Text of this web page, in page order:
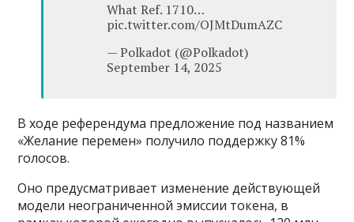
What Ref. 1710…
pic.twitter.com/OJMtDumAZC
— Polkadot (@Polkadot)
September 14, 2025
В ходе референдума предложение под названием
«Желание перемен» получило поддержку 81%
голосов.
Оно предусматривает изменение действующей
модели неограниченной эмиссии токена, в